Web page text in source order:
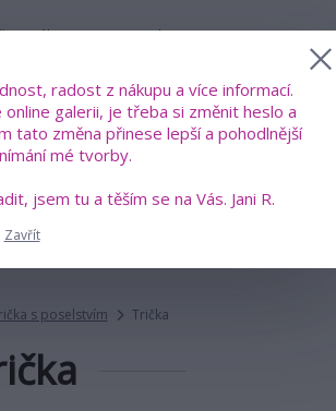
o nákupu Kontakty
Hledat
Pokud
+420 739
(Po-Pá, 8-18
Šperky a talismany s
s poselstvím Trička
radost z nákupu a více informací.
galerii, je třeba si změnit heslo a
tato změna přinese lepší a pohodlnější
mé tvorby.
jsem tu a těším se na Vás. Jani R.
Zavřít